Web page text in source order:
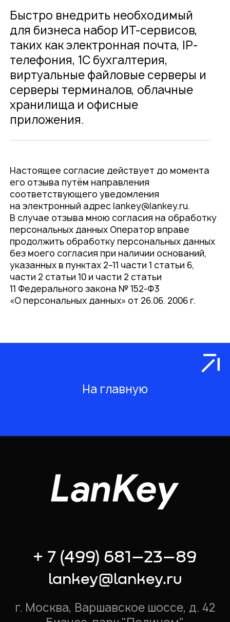
Быстро внедрить необходимый
для бизнеса набор ИТ-сервисов,
таких как электронная почта, IP-
телефония, 1С бухгалтерия,
виртуальные файловые серверы и
серверы терминалов, облачные
хранилища и офисные
приложения.
Настоящее согласие действует до момента
его отзыва путём направления
соответствующего уведомления
на электронный адрес lankey@lankey.ru.
В случае отзыва мною согласия на обработку
персональных данных Оператор вправе
продолжить обработку персональных данных
без моего согласия при наличии оснований,
указанных в пунктах 2–11 части 1 статьи 6,
части 2 статьи 10 и части 2 статьи
11 Федерального закона № 152-Ф3
«О персональных данных» от 26.06. 2006 г.
На главную
г. Москва, Варшавское шоссе, д. 42
+ 7 (499) 681–23–89
lankey@lankey.ru